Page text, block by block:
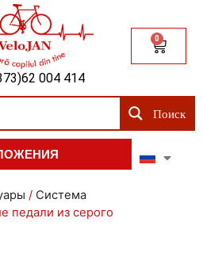
004 414
0
Поиск
/ Система
педали из серого